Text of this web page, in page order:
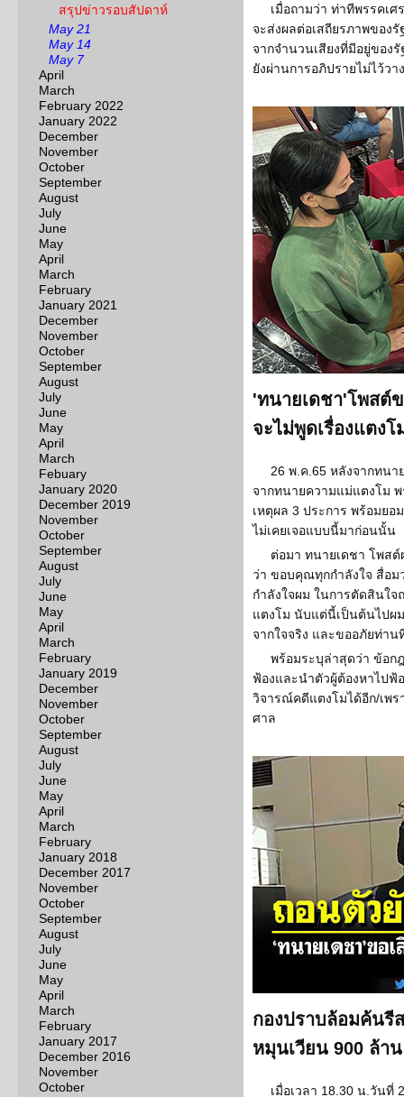
สรุปข่าวรอบสัปดาห์
May 21
May 14
May 7
April
March
February 2022
January 2022
December
November
October
September
August
July
June
May
April
March
February
January 2021
December
November
October
September
August
July
June
May
April
March
Febuary
January 2020
December 2019
November
October
September
August
July
June
May
April
March
February
January 2019
December
November
October
September
August
July
June
May
April
March
February
January 2018
December 2017
November
October
September
August
July
June
May
April
March
February
January 2017
December 2016
November
October
เมื่อถามว่า ท่าทีพรรคเศ
จะส่งผลต่อเสถียรภาพของ
จากจำนวนเสียงที่มีอยู่ของ
ยังผ่านการอภิปรายไม่ไว้ว
'ทนายเดชา'โพส
จะไม่พูดเรื่องแตง
26 พ.ค.65 หลังจากทน
จากทนายความแม่แตงโม
เหตุผล 3 ประการ พร้อมย
ไม่เคยเจอแบบนี้มาก่อนนั้น
ต่อมา ทนายเดชา โพส
ว่า ขอบคุณทุกกำลังใจ สื่อ
กำลังใจผม ในการตัดสินใ
แตงโม นับแต่นี้เป็นต้นไปผ
จากใจจริง และขออภัยท่า
พร้อมระบุล่าสุดว่า ข้อก
ฟ้องและนำตัวผู้ต้องหาไปฟ้
วิจารณ์คดีแตงโมได้อีก/เพ
ศาล
กองปราบล้อมค้นรี
หมุนเวียน 900 ล้าน
เมื่อเวลา 18.30 น.วันที่